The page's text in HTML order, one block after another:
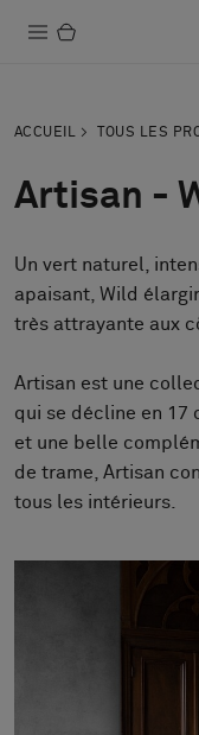
Durabilité
Entretien
Nos collaborations
FAQ
Pattern Tile Tool
Choisir une
ACCUEIL TOUS LES
Artisan -
Un vert naturel,
apaisant, Wild
très attrayante aux
Artisan est une
qui se décline en 17
et une belle
de trame, Artisan
tous les intérieurs.